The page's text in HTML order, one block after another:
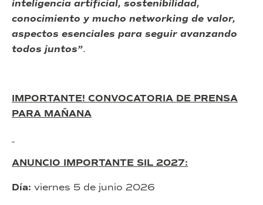
inteligencia artificial, sostenibilidad,
conocimiento y mucho networking de valor,
aspectos esenciales para seguir avanzando
todos juntos”.
IMPORTANTE! CONVOCATORIA DE PRENSA
PARA MAÑANA
ANUNCIO IMPORTANTE SIL 2027:
Día: viernes 5 de junio 2026